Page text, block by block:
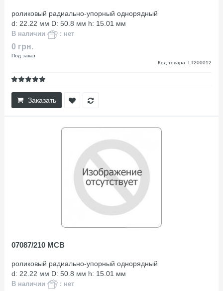
роликовый радиально-упорный однорядный
d: 22.22 мм D: 50.8 мм h: 15.01 мм
В наличии : нет
0 грн.
Под заказ
Код товара: LT200012
Заказать
07087/210 MCB
роликовый радиально-упорный однорядный
d: 22.22 мм D: 50.8 мм h: 15.01 мм
В наличии : нет